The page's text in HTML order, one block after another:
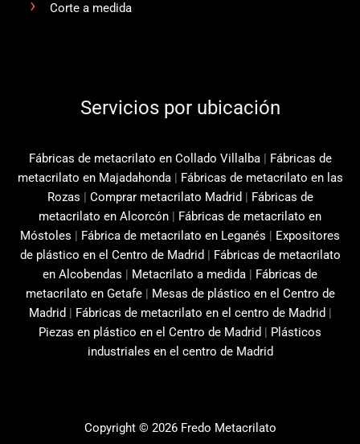
Corte a medida
Servicios por ubicación
Fábricas de metacrilato en Collado Villalba| Fábricas de
metacrilato en Majadahonda| Fábricas de metacrilato en las
Rozas | Comprar metacrilato Madrid | Fábricas de
metacrilato en Alcorcón | Fábricas de metacrilato en
Móstoles | Fábrica de metacrilato en Leganés | Expositores
de plástico en el Centro de Madrid | Fábricas de metacrilato
en Alcobendas | Metacrilato a medida | Fábricas de
metacrilato en Getafe| Mesas de plástico en el Centro de
Madrid | Fábricas de metacrilato en el centro de Madrid |
Piezas en plástico en el Centro de Madrid | Plásticos
industriales en el centro de Madrid
Copyright © 2026 Fredo Metacrilato